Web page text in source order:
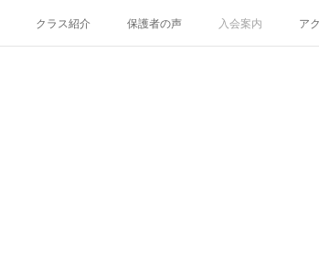
クラス紹介 保護者の声 入会案内 ア